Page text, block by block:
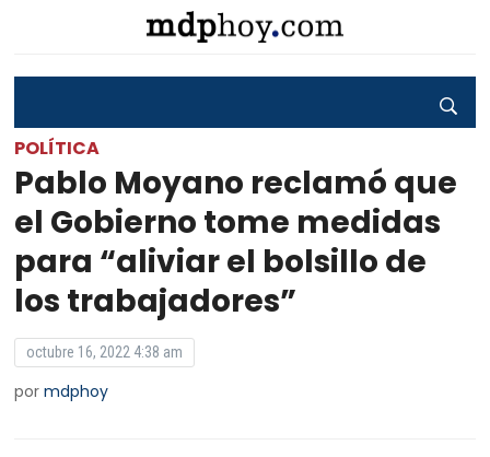
POLÍTICA
Pablo Moyano reclamó que
el Gobierno tome medidas
para “aliviar el bolsillo de
los trabajadores”
octubre 16, 2022 4:38 am
pormdphoy